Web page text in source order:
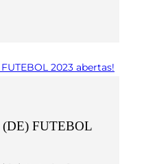
FUTEBOL